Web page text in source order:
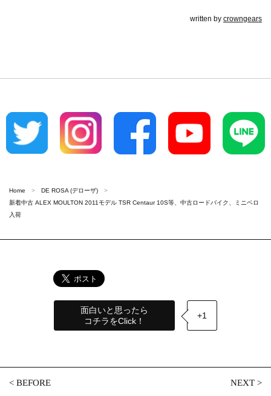
written by crowngears
Home
DE ROSA (デローザ)
新着中古 ALEX MOULTON 2011モデル TSR Centaur 10S等、中古ロードバイク、ミニベロ
入荷
面白いと思ったら
コチラをClick！
+1
<BEFORE NEXT>